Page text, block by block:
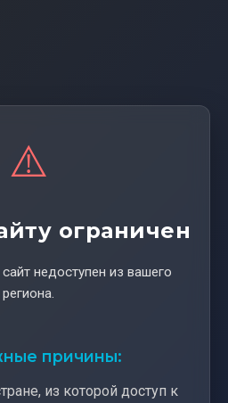
⚠️
ограничен
недоступен из вашего
региона.
причины:
из которой доступ к